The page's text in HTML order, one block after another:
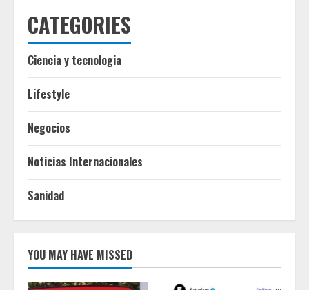
CATEGORIES
Ciencia y tecnologia
Lifestyle
Negocios
Noticias Internacionales
Sanidad
YOU MAY HAVE MISSED